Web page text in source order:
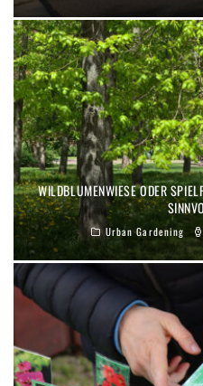
WILDBLUMENWIESE ODER
Urban Gardening